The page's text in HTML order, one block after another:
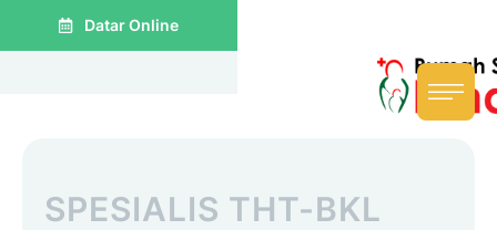
Datar Online
SPESIALIS THT-BKL